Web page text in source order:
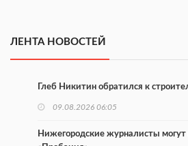
ЛЕНТА НОВОСТЕЙ
Глеб Никитин обратился к
09.08.2026 06:05
Нижегородские журналисты могут